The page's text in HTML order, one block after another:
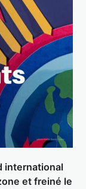
international
et freiné le